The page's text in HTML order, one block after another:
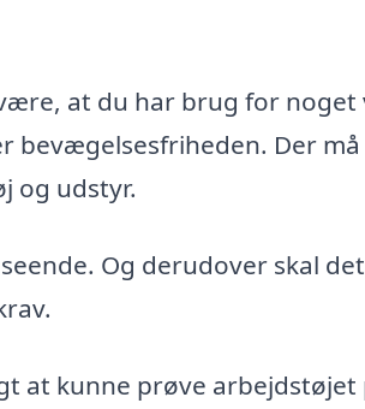
at du har brug for noget
bevægelsesfriheden. Der
og udstyr.
Og derudover skal det
at kunne prøve arbejdstøjet